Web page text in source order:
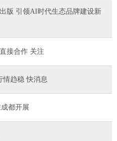
版 引领AI时代生态品牌建设新
接合作 关注
情趋稳 快消息
都开展